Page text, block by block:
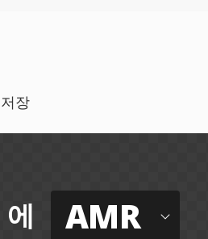
장
에 AMR